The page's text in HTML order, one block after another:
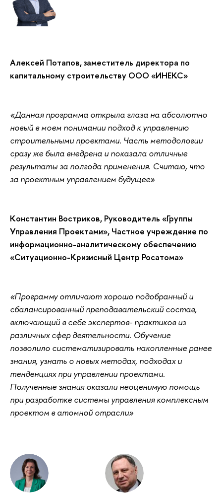
Алексей Потапов, заместитель директора по
капитальному строительству ООО «ИНЕКС»
«Данная программа открыла глаза на абсолютно
новый в моем понимании подход к управлению
строительными проектами. Часть методологии
сразу же была внедрена и показала отличные
результаты за полгода применения. Считаю, что
за проектным управлением будущее»
Константин Востриков, Руководитель «Группы
Управления Проектами», Частное учреждение по
информационно-аналитическому обеспечению
«Ситуационно-Кризисный Центр Росатома»
«Программу отличают хорошо подобранный и
сбалансированный преподавательский состав,
включающий в себе экспертов- практиков из
различных сфер деятельности. Обучение
позволило систематизировать накопленные ранее
знания, узнать о новых методах, подходах и
тенденциях при управлении проектами.
Полученные знания оказали неоценимую помощь
при разработке системы управления комплексным
проектом в атомной отрасли»